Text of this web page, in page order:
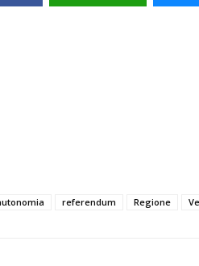
referendum Regione